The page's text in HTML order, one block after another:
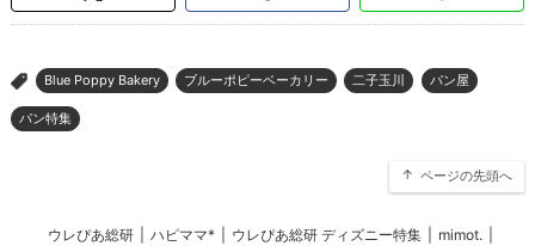
> Blue Poppy Bakery ブルーポピーベーカリー 二子玉川 パン屋
パン特集
ページの先頭へ
ウレぴあ総研 ハピママ* ウレぴあ総研 ディズニー特集 mimot.